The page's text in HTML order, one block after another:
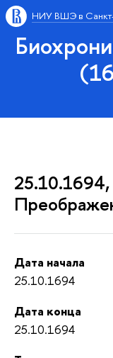
НИУ ВШЭ в
25.10.1694,
Дата начала
25.10.1694
Дата конца
25.10.1694